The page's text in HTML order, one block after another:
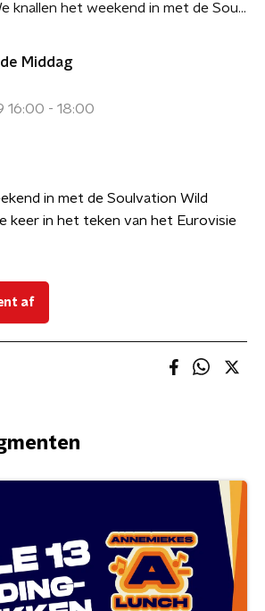
We knallen het weekend in met de Soulvation Wild Weekendmix!
Middag
16:00 - 18:00
in met de Soulvation Wild
keer in het teken van het Eurovisie
af